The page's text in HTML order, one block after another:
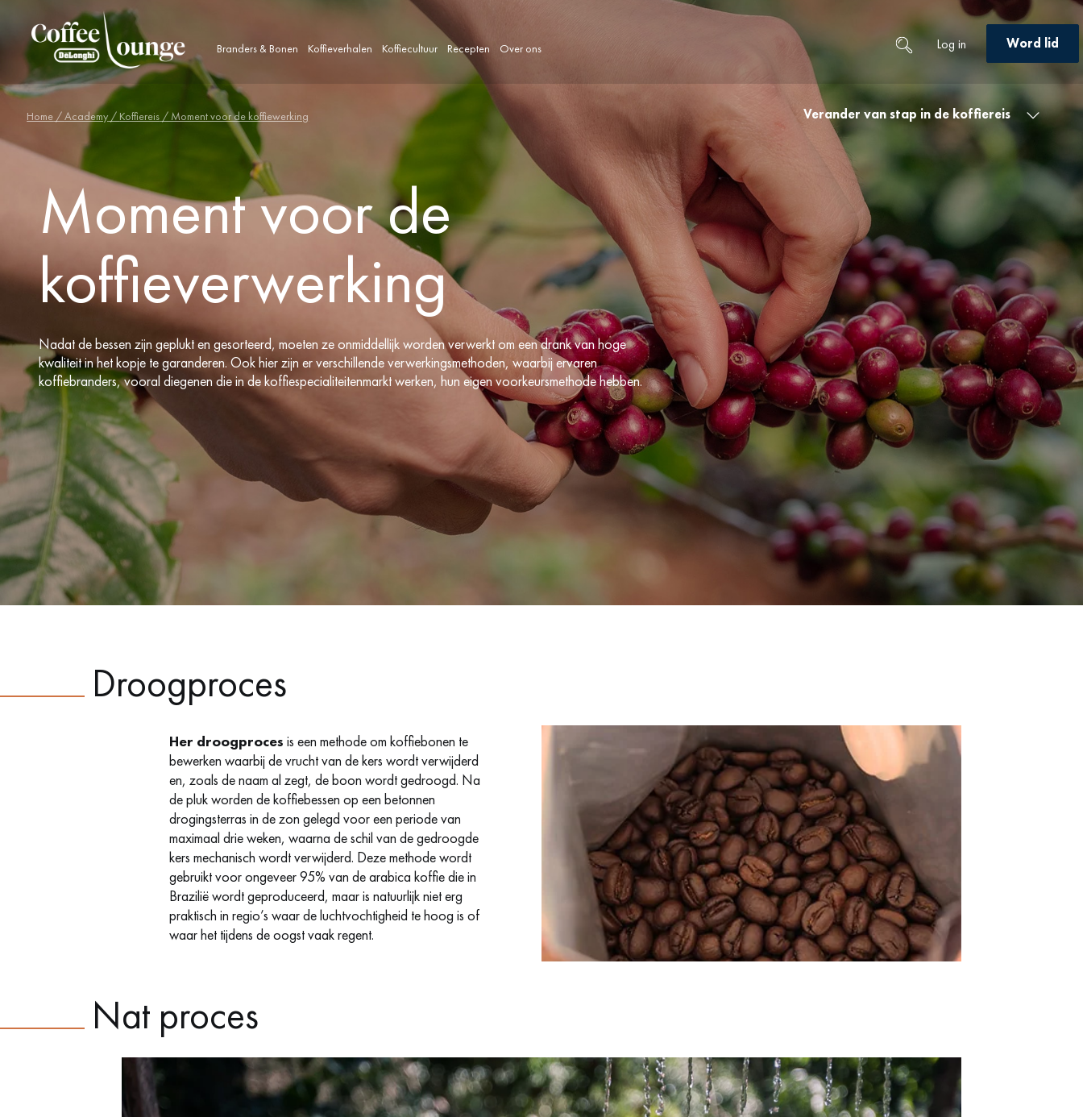
Branders & Bonen Koffieverhalen Koffiecultuur Recepten Over ons Log in Word lid
Home /Academy / Koffiereis / Moment voor de koffiewerking Verander van stap in de koffiereis
Moment voor de
koffieverwerking
Nadat de bessen zijn geplukt en gesorteerd, moeten ze onmiddellijk worden verwerkt om een drank van hoge
kwaliteit in het kopje te garanderen. Ook hier zijn er verschillende verwerkingsmethoden, waarbij ervaren
koffiebranders, vooral diegenen die in de koffiespecialiteitenmarkt werken, hun eigen voorkeursmethode hebben.
Droogproces
Her droogproces is een methode om koffiebonen te
bewerken waarbij de vrucht van de kers wordt verwijderd
en, zoals de naam al zegt, de boon wordt gedroogd. Na
de pluk worden de koffiebessen op een betonnen
drogingsterras in de zon gelegd voor een periode van
maximaal drie weken, waarna de schil van de gedroogde
kers mechanisch wordt verwijderd. Deze methode wordt
gebruikt voor ongeveer 95% van de arabica koffie die in
Brazilië wordt geproduceerd, maar is natuurlijk niet erg
praktisch in regio’s waar de luchtvochtigheid te hoog is of
waar het tijdens de oogst vaak regent.
Nat proces